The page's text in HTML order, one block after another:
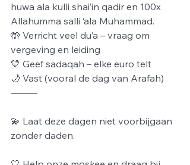
huwa ala kulli shai’in qadir en 100x
Allahumma salli ‘ala Muhammad.
🤲 Verricht veel du’a – vraag om
vergeving en leiding
💛 Geef sadaqah – elke euro telt
🌙 Vast (vooral de dag van Arafah)
⸻
💫 Laat deze dagen niet voorbijgaan
zonder daden.